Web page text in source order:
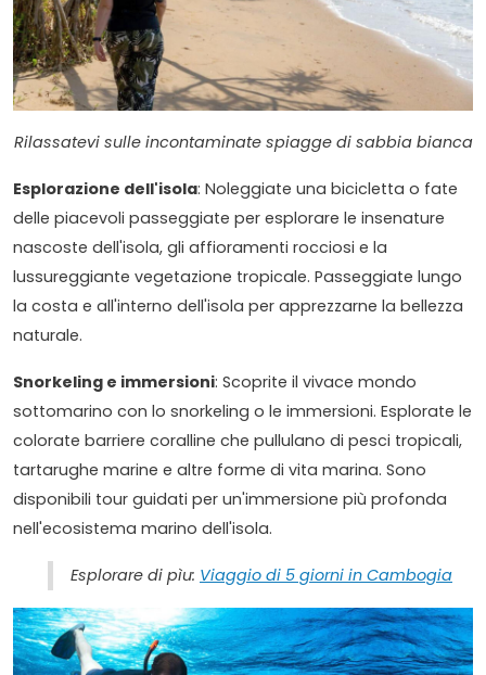
Rilassatevi sulle incontaminate spiagge di sabbia bianca
Esplorazione dell'isola: Noleggiate una bicicletta o fate
delle piacevoli passeggiate per esplorare le insenature
nascoste dell'isola, gli affioramenti rocciosi e la
lussureggiante vegetazione tropicale. Passeggiate lungo
la costa e all'interno dell'isola per apprezzarne la bellezza
naturale.
Snorkeling e immersioni: Scoprite il vivace mondo
sottomarino con lo snorkeling o le immersioni. Esplorate le
colorate barriere coralline che pullulano di pesci tropicali,
tartarughe marine e altre forme di vita marina. Sono
disponibili tour guidati per un'immersione più profonda
nell'ecosistema marino dell'isola.
Esplorare di pìu: Viaggio di 5 giorni in Cambogia